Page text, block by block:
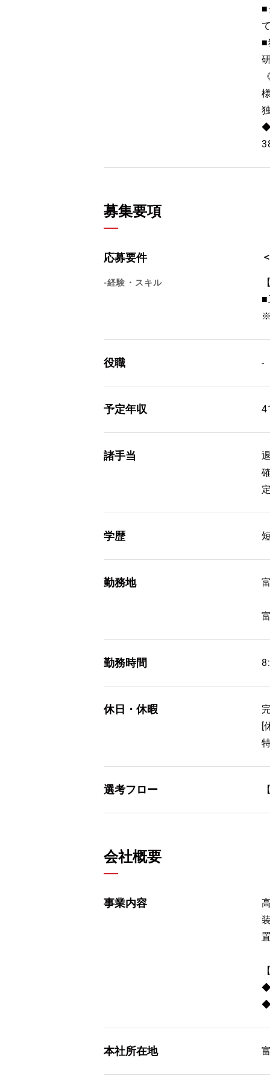
■
■
◆
募集要項
応募要件
-経験・スキル
■
役職 -
予定年収
諸手当
学歴
勤務地
勤務時間
休日・休暇
[
選考フロー
会社概要
事業内容
◆
◆
本社所在地